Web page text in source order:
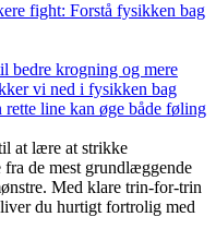
fight: Forstå fysikken bag
bedre krogning og mere
vi ned i fysikken bag
rette line kan øge både føling
at lære at strikke
fra de mest grundlæggende
Med klare trin-for-trin
du hurtigt fortrolig med